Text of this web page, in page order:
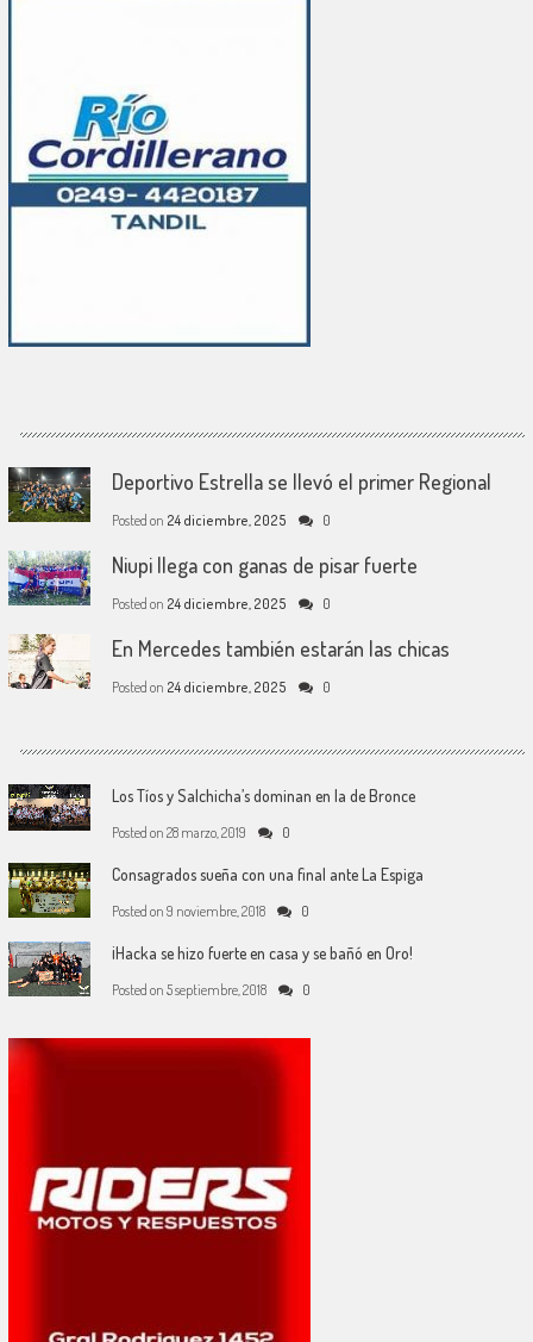
Deportivo Estrella se llevó el primer Regional
Posted on 24 diciembre, 2025 0
Niupi llega con ganas de pisar fuerte
Posted on 24 diciembre, 2025 0
En Mercedes también estarán las chicas
Posted on 24 diciembre, 2025 0
Los Tíos y Salchicha’s dominan en la de Bronce
Posted on 28 marzo, 2019 0
Consagrados sueña con una final ante La Espiga
Posted on 9 noviembre, 2018 0
¡Hacka se hizo fuerte en casa y se bañó en Oro!
Posted on 5 septiembre, 2018 0